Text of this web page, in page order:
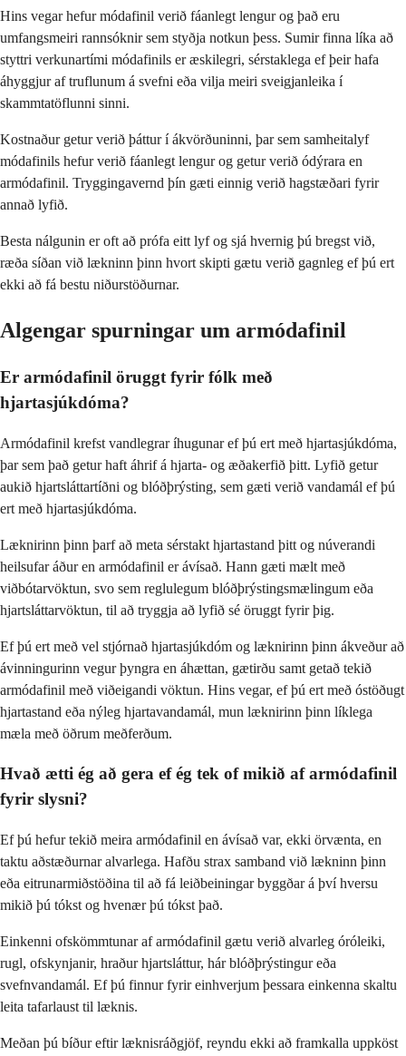
Hins vegar hefur módafinil verið fáanlegt lengur og það eru
umfangsmeiri rannsóknir sem styðja notkun þess. Sumir finna líka að
styttri verkunartími módafinils er æskilegri, sérstaklega ef þeir hafa
áhyggjur af truflunum á svefni eða vilja meiri sveigjanleika í
skammtatöflunni sinni.
Kostnaður getur verið þáttur í ákvörðuninni, þar sem samheitalyf
módafinils hefur verið fáanlegt lengur og getur verið ódýrara en
armódafinil. Tryggingavernd þín gæti einnig verið hagstæðari fyrir
annað lyfið.
Besta nálgunin er oft að prófa eitt lyf og sjá hvernig þú bregst við,
ræða síðan við lækninn þinn hvort skipti gætu verið gagnleg ef þú ert
ekki að fá bestu niðurstöðurnar.
Algengar spurningar um armódafinil
Er armódafinil öruggt fyrir fólk með
hjartasjúkdóma?
Armódafinil krefst vandlegrar íhugunar ef þú ert með hjartasjúkdóma,
þar sem það getur haft áhrif á hjarta- og æðakerfið þitt. Lyfið getur
aukið hjartsláttartíðni og blóðþrýsting, sem gæti verið vandamál ef þú
ert með hjartasjúkdóma.
Læknirinn þinn þarf að meta sérstakt hjartastand þitt og núverandi
heilsufar áður en armódafinil er ávísað. Hann gæti mælt með
viðbótarvöktun, svo sem reglulegum blóðþrýstingsmælingum eða
hjartsláttarvöktun, til að tryggja að lyfið sé öruggt fyrir þig.
Ef þú ert með vel stjórnað hjartasjúkdóm og læknirinn þinn ákveður að
ávinningurinn vegur þyngra en áhættan, gætirðu samt getað tekið
armódafinil með viðeigandi vöktun. Hins vegar, ef þú ert með óstöðugt
hjartastand eða nýleg hjartavandamál, mun læknirinn þinn líklega
mæla með öðrum meðferðum.
Hvað ætti ég að gera ef ég tek of mikið af armódafinil
fyrir slysni?
Ef þú hefur tekið meira armódafinil en ávísað var, ekki örvænta, en
taktu aðstæðurnar alvarlega. Hafðu strax samband við lækninn þinn
eða eitrunarmiðstöðina til að fá leiðbeiningar byggðar á því hversu
mikið þú tókst og hvenær þú tókst það.
Einkenni ofskömmtunar af armódafinil gætu verið alvarleg óróleiki,
rugl, ofskynjanir, hraður hjartsláttur, hár blóðþrýstingur eða
svefnvandamál. Ef þú finnur fyrir einhverjum þessara einkenna skaltu
leita tafarlaust til læknis.
Meðan þú bíður eftir læknisráðgjöf, reyndu ekki að framkalla uppköst